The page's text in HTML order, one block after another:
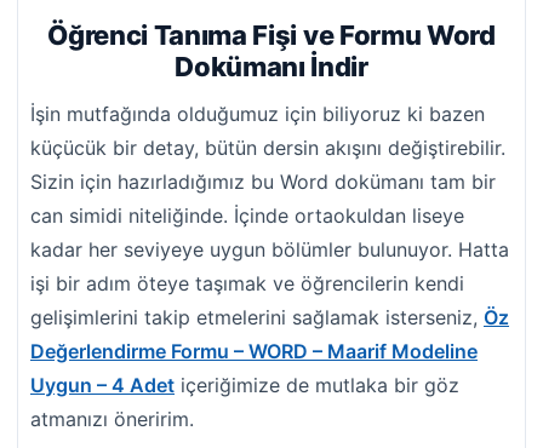
Öğrenci Tanıma Fişi ve Formu Word
Dokümanı İndir
İşin mutfağında olduğumuz için biliyoruz ki bazen
küçücük bir detay, bütün dersin akışını değiştirebilir.
Sizin için hazırladığımız bu Word dokümanı tam bir
can simidi niteliğinde. İçinde ortaokuldan liseye
kadar her seviyeye uygun bölümler bulunuyor. Hatta
işi bir adım öteye taşımak ve öğrencilerin kendi
gelişimlerini takip etmelerini sağlamak isterseniz, Öz
Değerlendirme Formu – WORD – Maarif Modeline
Uygun – 4 Adet içeriğimize de mutlaka bir göz
atmanızı öneririm.